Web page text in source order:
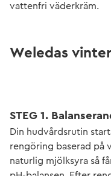
vattenfri väderkräm.
Weledas
STEG 1.
Din hudvårdsrutin
rengöring baserad på
naturlig mjölksyra så